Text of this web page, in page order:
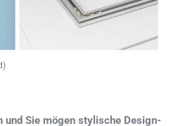
und Sie mögen stylische Design-